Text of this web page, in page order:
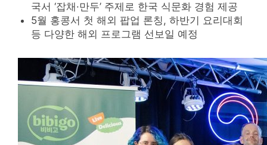
국서 ‘잡채·만두’ 주제로 한국 식문화 경험 제공
5월 홍콩서 첫 해외 팝업 론칭, 하반기 요리대회
등 다양한 해외 프로그램 선보일 예정